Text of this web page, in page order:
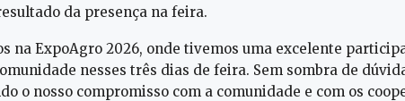
da presença na feira.
na ExpoAgro 2026, onde tivemos uma excelente
nesses três dias de feira. Sem sombra de
o nosso compromisso com a comunidade e com os